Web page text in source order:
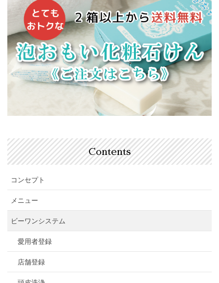
Contents
コンセプト
メニュー
ビーワンシステム
愛用者登録
店舗登録